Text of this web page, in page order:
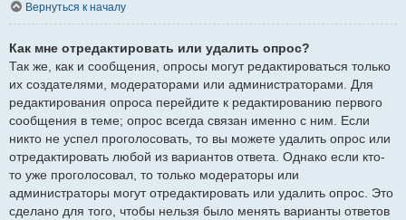
Вернуться к началу
Как мне отредактировать или удалить опрос?
Так же, как и сообщения, опросы могут редактироваться только
их создателями, модераторами или администраторами. Для
редактирования опроса перейдите к редактированию первого
сообщения в теме; опрос всегда связан именно с ним. Если
никто не успел проголосовать, то вы можете удалить опрос или
отредактировать любой из вариантов ответа. Однако если кто-
то уже проголосовал, то только модераторы или
администраторы могут отредактировать или удалить опрос. Это
сделано для того, чтобы нельзя было менять варианты ответов